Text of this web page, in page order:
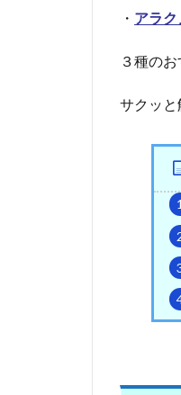
・ アラ
３種の
サクッと
1